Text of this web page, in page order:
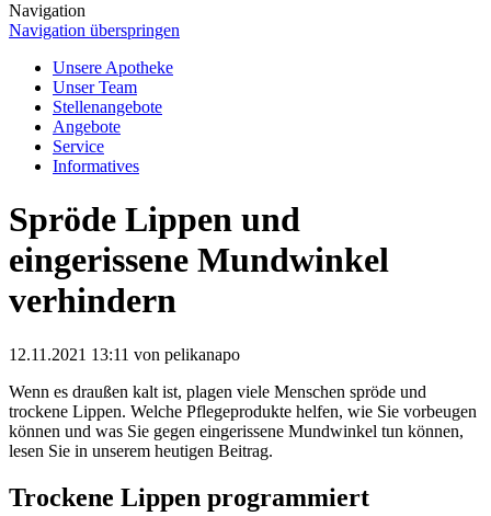
Navigation
Navigation überspringen
Unsere Apotheke
Unser Team
Stellenangebote
Angebote
Service
Informatives
Spröde Lippen und
eingerissene Mundwinkel
verhindern
12.11.2021 13:11 von pelikanapo
Wenn es draußen kalt ist, plagen viele Menschen spröde und
trockene Lippen. Welche Pflegeprodukte helfen, wie Sie vorbeugen
können und was Sie gegen eingerissene Mundwinkel tun können,
lesen Sie in unserem heutigen Beitrag.
Trockene Lippen programmiert